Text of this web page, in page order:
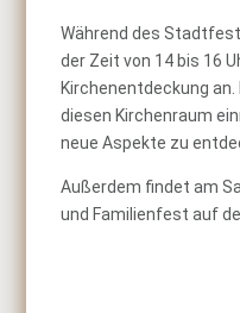
Während des
der Zeit von 14 bis 16
Kirchenentdeckung
diesen Kirchenraum
neue Aspekte zu
Außerdem findet am
und Familienfest auf